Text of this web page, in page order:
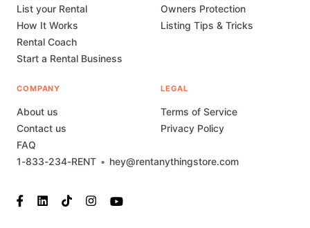
1-833-234-RENT • hey@rentanythingstore.com
List your Rental
How It Works
Rental Coach
Start a Rental Business
Owners Protection
Listing Tips & Tricks
COMPANY
About us
Contact us
FAQ
LEGAL
Terms of Service
Privacy Policy